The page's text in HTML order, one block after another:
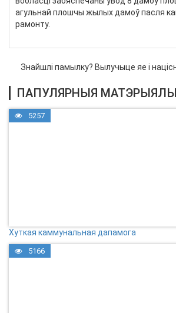
агульнай плошчы жылых дамоў пасля
рамонту.
Знайшлі памылку? Вылучыце яе і
ПАПУЛЯРНЫЯ
5257
Хуткая каммунальная дапамога
5166